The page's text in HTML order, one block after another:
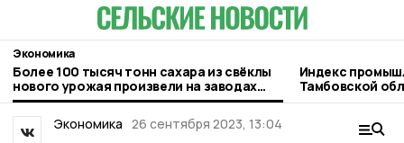
Экономика
Более 100 тысяч тонн сахара из свёклы
нового урожая произвели на заводах
Тамбовщины
Индекс
Тамбовской
Экономика 26 сентября 2023, 13:04